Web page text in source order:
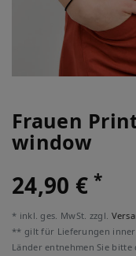
Frauen
window
24,90 €*
* inkl. ges. MwSt. zzgl.
** gilt für Lieferungen
Länder entnehmen Sie bitte